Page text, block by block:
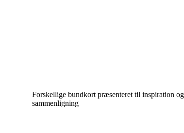
Forskellige bundkort præsenteret til inspiration og
sammenligning